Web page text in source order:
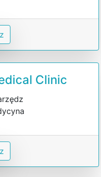
Clinic